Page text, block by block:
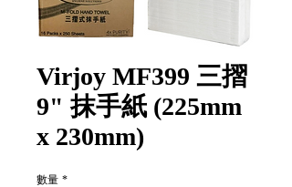
Virjoy MF399 三摺
9" 抹手紙 (225mm
x 230mm)
數量 *